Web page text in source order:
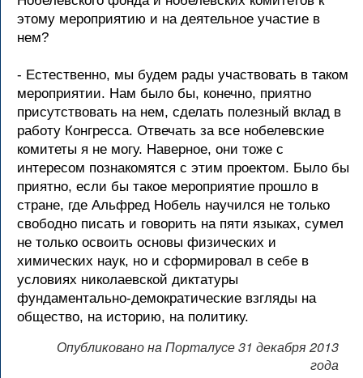
этому мероприятию и на деятельное участие в
нем?
- Естественно, мы будем рады участвовать в таком
мероприятии. Нам было бы, конечно, приятно
присутствовать на нем, сделать полезный вклад в
работу Конгресса. Отвечать за все нобелевские
комитеты я не могу. Наверное, они тоже с
интересом познакомятся с этим проектом. Было бы
приятно, если бы такое мероприятие прошло в
стране, где Альфред Нобель научился не только
свободно писать и говорить на пяти языках, сумел
не только освоить основы физических и
химических наук, но и сформировал в себе в
условиях николаевской диктатуры
фундаментально-демократические взгляды на
общество, на историю, на политику.
Опубликовано на Порталусе 31 декабря 2013
года